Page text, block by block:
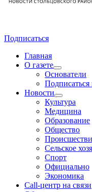
Подписаться
Главная
О газете
Основатели
Подписаться
Новости
Культура
Медицина
Образование
Общество
Сельское
Спорт
Официально
Экономика
Call-центр на связи